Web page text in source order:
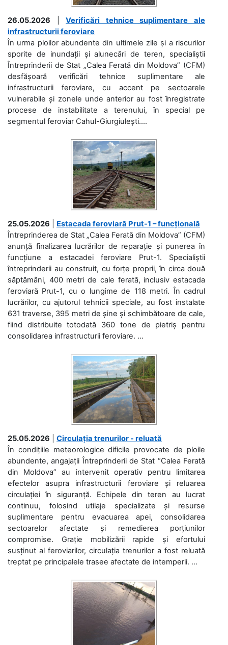
26.05.2026 |Verificări tehnice suplimentare ale
infrastructurii feroviare
În urma ploilor abundente din ultimele zile și a riscurilor
sporite de inundații și alunecări de teren, specialiștii
Întreprinderii de Stat „Calea Ferată din Moldova” (CFM)
desfășoară verificări tehnice suplimentare ale
infrastructurii feroviare, cu accent pe sectoarele
vulnerabile și zonele unde anterior au fost înregistrate
procese de instabilitate a terenului, în special pe
segmentul feroviar Cahul-Giurgiulești....
25.05.2026
Estacada feroviară Prut-1 – funcțională
Întreprinderea de Stat „Calea Ferată din Moldova” (CFM)
anunță finalizarea lucrărilor de reparație și punerea în
funcțiune a estacadei feroviare Prut-1. Specialiștii
întreprinderii au construit, cu forțe proprii, în circa două
săptămâni, 400 metri de cale ferată, inclusiv estacada
feroviară Prut-1, cu o lungime de 118 metri. În cadrul
lucrărilor, cu ajutorul tehnicii speciale, au fost instalate
631 traverse, 395 metri de șine și schimbătoare de cale,
fiind distribuite totodată 360 tone de pietriș pentru
consolidarea infrastructurii feroviare. ...
25.05.2026
Circulația trenurilor - reluată
În condițiile meteorologice dificile provocate de ploile
abundente, angajații Întreprinderii de Stat “Calea Ferată
din Moldova” au intervenit operativ pentru limitarea
efectelor asupra infrastructurii feroviare și reluarea
circulației în siguranță. Echipele din teren au lucrat
continuu, folosind utilaje specializate și resurse
suplimentare pentru evacuarea apei, consolidarea
sectoarelor afectate și remedierea porțiunilor
compromise. Grație mobilizării rapide și efortului
susținut al feroviarilor, circulația trenurilor a fost reluată
treptat pe principalele trasee afectate de intemperii. ...